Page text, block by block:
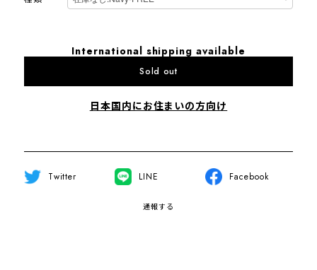
International shipping available
Sold out
日本国内にお住まいの方向け
Twitter LINE Facebook
通報する